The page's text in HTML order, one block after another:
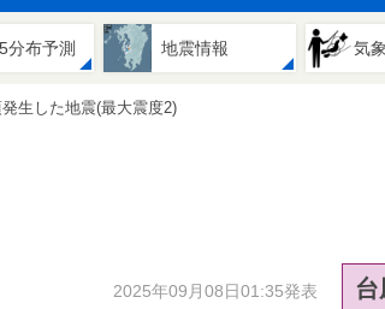
分布予測 地震情報 気
生した地震(最大震度2)
2025年09月08日01:35発表